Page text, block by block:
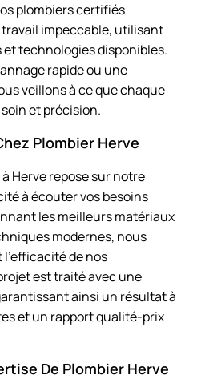
plombiers certifiés
impeccable, utilisant
technologies disponibles.
rapide ou une
veillons à ce que chaque
et précision.
Plombier Herve
Herve repose sur notre
à écouter vos besoins
les meilleurs matériaux
modernes, nous
de nos
est traité avec une
ainsi un résultat à
et un rapport qualité-prix
De Plombier Herve